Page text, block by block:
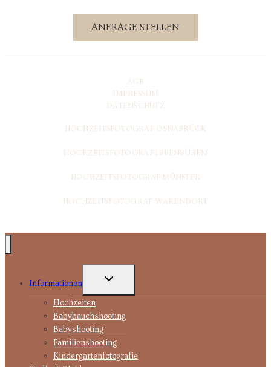
ANFRAGE STELLEN
AGB
IMPRESSUM
DATENSCHUTZ
HOCHZEITSFOTOGRAF OSNABRÜCK
HOCHZEITSFOTOGRAF IBBENBÜREN
HOCHZEITSFOTOGRAF MÜNSTER
HOCHZEITSFOTOGRAF WARENDORF
Informationen
UNTERMENÜ
Hochzeiten
Babybauchshooting
Babyshooting
Familienshooting
Kindergartenfotografie